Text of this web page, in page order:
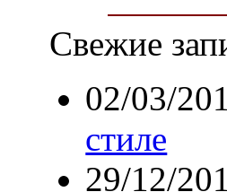
Свежие
02/03/
стиле
29/12/